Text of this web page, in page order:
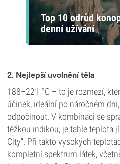
Top 10 odrůd
denní užívání
2. Nejlepší uvolnění těla
188–221 °C – to je rozmezí,
účinek, ideální po náročném
odpočinout. V kombinaci se
těžkou indikou, je tahle teplota
City“. Při takto vysokých
kompletní spektrum látek,